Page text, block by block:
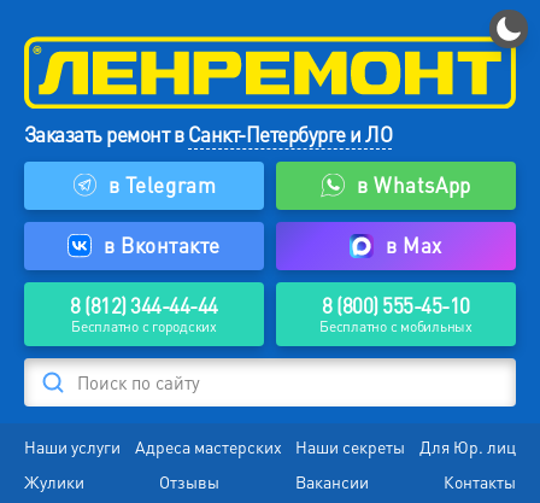
Заказать ремонт вСанкт-Петербурге и ЛО
в Telegram
в WhatsApp
в Вконтакте в Max
8 (812) 344-44-44
Бесплатно с городских
8 (800) 555-45-10
Бесплатно с мобильных
Поиск по сайту
Наши услуги Адреса мастерских Наши секреты
Для Юр. лиц
Жулики
Отзывы Вакансии
Контакты